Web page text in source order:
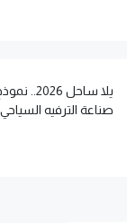
يلا ساحل
صناعة الترفيه